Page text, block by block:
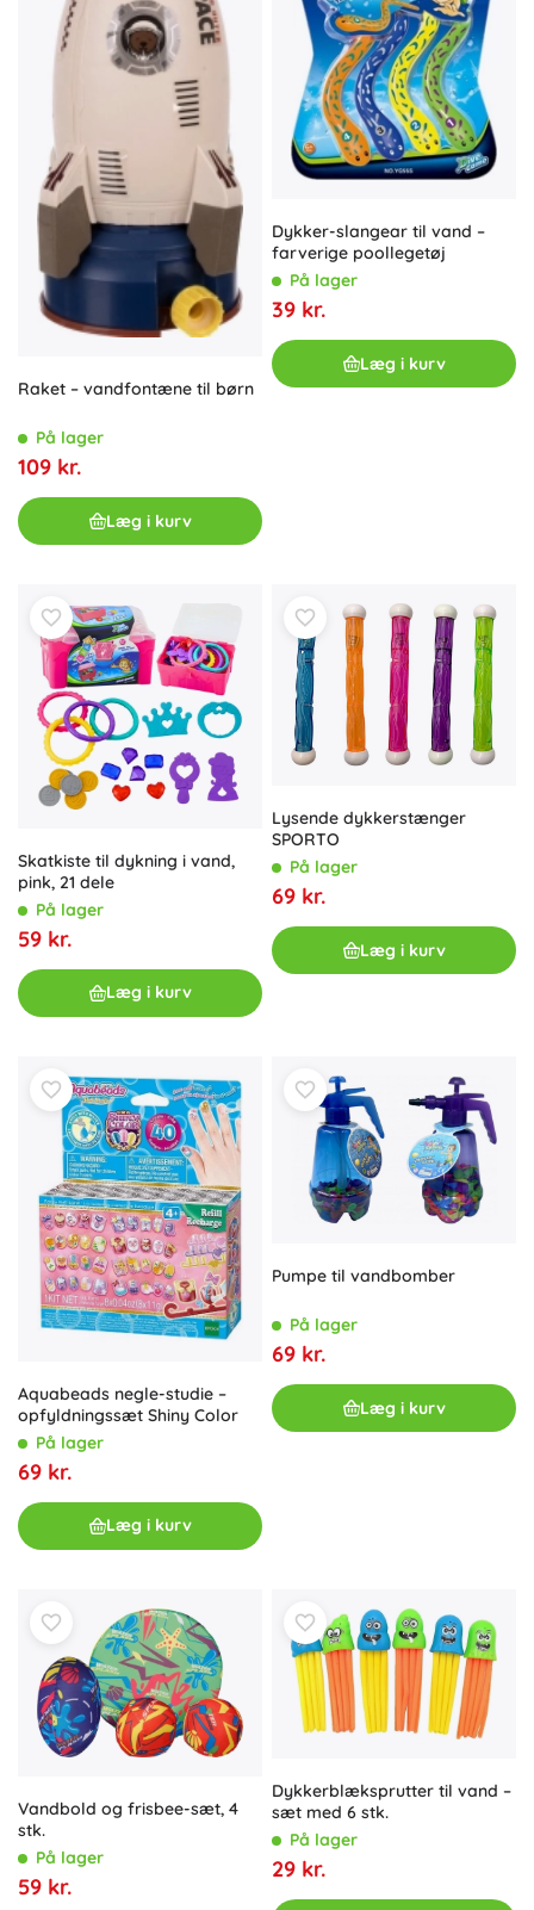
Raket – vandfontæne til børn
På lager
109 kr.
Læg i kurv
Dykker-slangear til vand –
farverige poollegetøj
På lager
39 kr.
Læg i kurv
Skatkiste til dykning i vand,
pink, 21 dele
På lager
59 kr.
Læg i kurv
Lysende dykkerstænger
SPORTO
På lager
69 kr.
Læg i kurv
Aquabeads negle-studie –
opfyldningssæt Shiny Color
På lager
69 kr.
Læg i kurv
Pumpe til vandbomber
På lager
69 kr.
Læg i kurv
Vandbold og frisbee-sæt, 4
stk.
På lager
59 kr.
Dykkerblæksprutter til vand –
sæt med 6 stk.
På lager
29 kr.